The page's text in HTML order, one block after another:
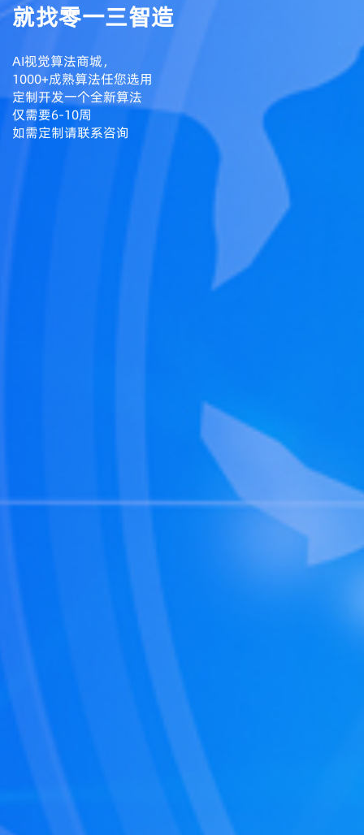
就找零一三智造
AI视觉算法商城，
1000+成熟算法任您选用
定制开发一个全新算法
仅需要6-10周
如需定制请联系咨询